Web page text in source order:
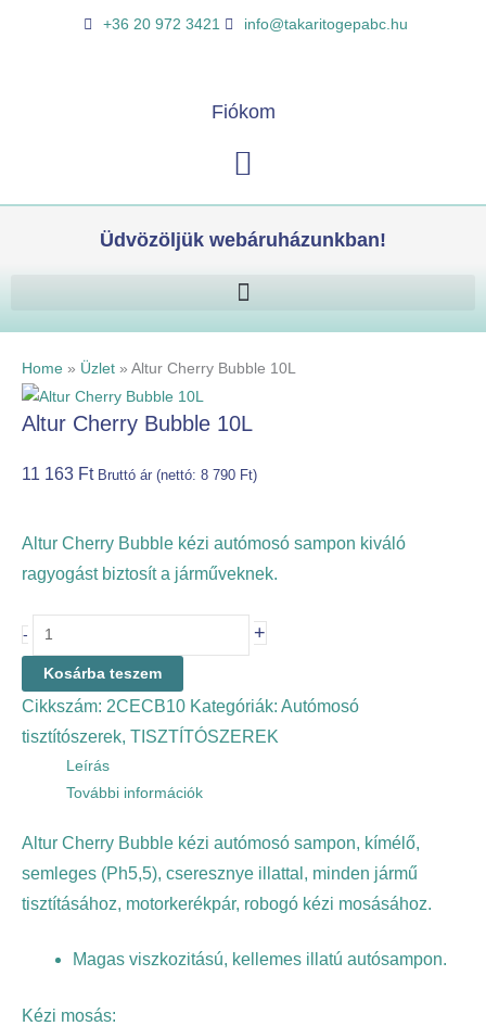
+36 20 972 3421 info@takaritogepabc.hu
Fiókom
Kosár
Üdvözöljük webáruházunkban!
Home » Üzlet » Altur Cherry Bubble 10L
Altur Cherry Bubble 10L
11 163 Ft Bruttó ár (nettó: 8 790 Ft)
Altur Cherry Bubble kézi autómosó sampon kiváló
ragyogást biztosít a járműveknek.
- +
Kosárba teszem
Cikkszám: 2CECB10 Kategóriák: Autómosó
tisztítószerek, TISZTÍTÓSZEREK
Leírás
További információk
Altur Cherry Bubble kézi autómosó sampon, kímélő,
semleges (Ph5,5), cseresznye illattal, minden jármű
tisztításához, motorkerékpár, robogó kézi mosásához.
Magas viszkozitású, kellemes illatú autósampon.
Kézi mosás: